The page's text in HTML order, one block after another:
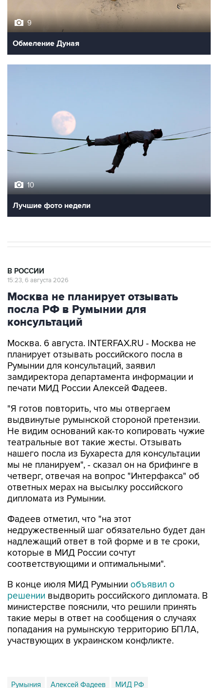
Обмеление Дуная
Лучшие фото недели
Москва не планирует отзывать
посла РФ в Румынии для
консультаций
Москва. 6 августа. INTERFAX.RU - Москва не
Румынии для консультаций, заявил
замдиректора департамента информации и
печати МИД России Алексей Фадеев.
"Я готов повторить, что мы отвергаем
Не видим оснований как-то копировать чужие
театральные вот такие жесты. Отзывать
нашего посла из Бухареста для консультации
мы не планируем", - сказал он на брифинге в
четверг, отвечая на вопрос "Интерфакса" об
ответных мерах на высылку российского
дипломата из Румынии.
Фадеев отметил, что "на этот
надлежащий ответ в той форме и в те сроки,
которые в МИД России сочтут
соответствующими и оптимальными".
В конце июля МИД Румынииобъявил о
министерстве пояснили, что решили принять
такие меры в ответ на сообщения о случаях
попадания на румынскую территорию БПЛА,
участвующих в украинском конфликте.